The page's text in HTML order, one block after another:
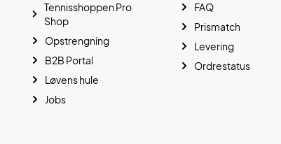
FAQ
Prismatch
Levering
Ordrestatus
Tennisshoppen Pro
Shop
Opstrengning
B2B Portal
Løvens hule
Jobs